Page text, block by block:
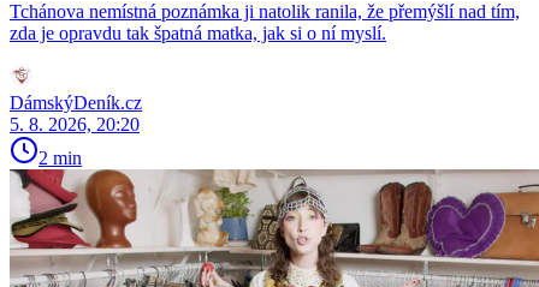
Tchánova nemístná poznámka ji natolik ranila, že přemýšlí nad tím,
zda je opravdu tak špatná matka, jak si o ní myslí.
DámskýDeník.cz
5. 8. 2026, 20:20
2 min